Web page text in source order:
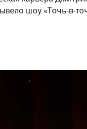
шоу «Точь-в-